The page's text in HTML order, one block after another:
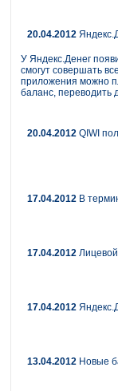
20.04.2012
У Яндекс.Денег
смогут совершать
приложения можно
баланс, переводить
20.04.2012 QIWI
17.04.2012 В
17.04.2012
17.04.2012
13.04.2012 Новые